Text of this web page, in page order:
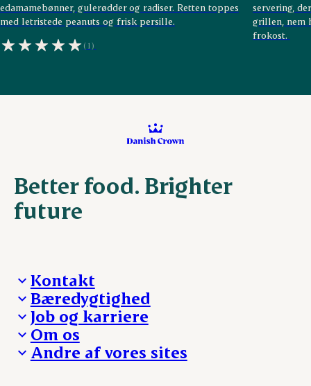
edamamebønner, gulerødder og radiser. Retten toppes
med letristede peanuts og frisk persille.
(1)
servering,
grillen, nem
frokost.
Better food. Brighter
future
Kontakt
Besøg Danish Crown
Presse og nyheder
Reklamationer
Whistleblower
Øvrige henvendelser
Bæredygtighed
Fra jord til bord
Hverdagen
Ansvarlighed og nøgletal
Job og karriere
Arbejd med os
Ledige stillinger
Om os
Hvem er vi
Andre af vores sites